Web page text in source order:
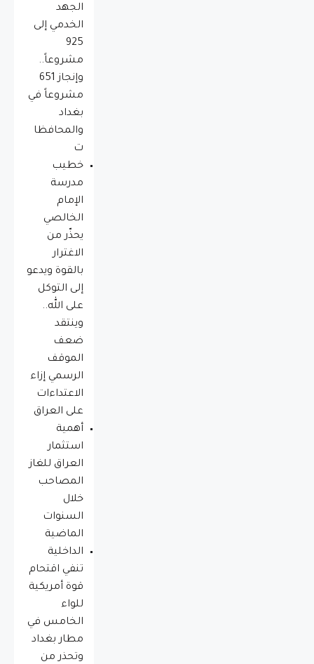
الجهد
الخدمي إلى
925
مشروعاً..
وإنجاز 651
مشروعاً في
بغداد
والمحافظا
ت
خطيب
مدرسة
الإمام
الخالصي
يحذّر من
الاغترار
بالقوة ويدعو
إلى التوكل
على الله..
وينتقد
ضعف
الموقف
الرسمي إزاء
الاعتداءات
على العراق
أهمية
استثمار
العراق للغاز
المصاحب
خلال
السنوات
الماضية
الداخلية
تنفي اقتحام
قوة أمريكية
للواء
الخامس في
مطار بغداد
وتحذر من